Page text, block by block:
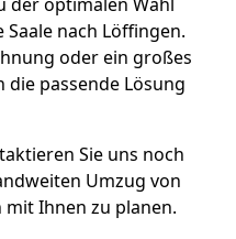
nach Löffingen.
oder ein großes
die passende Lösung
Sie uns noch
Umzug von
mit Ihnen zu planen.